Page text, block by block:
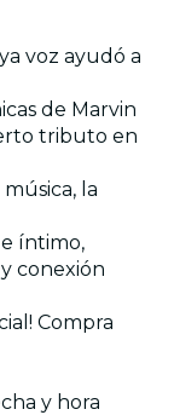
voz ayudó a
de Marvin
tributo en
la
íntimo,
conexión
Compra
y hora